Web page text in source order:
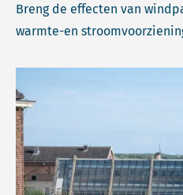
Breng de effecten van
warmte-en